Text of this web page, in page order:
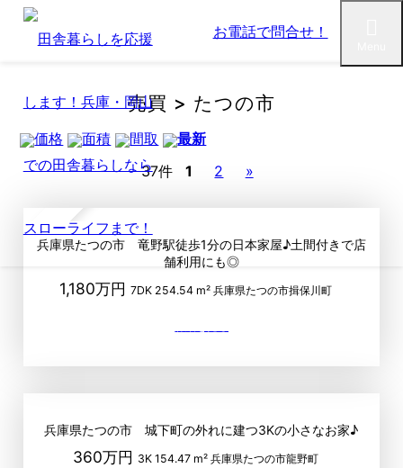
売買 > たつの市
価格 面積 間取
最新
37件
1 2 »
up
兵庫県たつの市 竜野駅徒歩1分の日本家屋♪土間付きで店
舗利用にも◎
1,180万円7DK 254.54 m² 兵庫県たつの市揖保川町
兵庫県たつの市 城下町の外れに建つ3Kの小さなお家♪
360万円 3K 154.47 m² 兵庫県たつの市龍野町
お電話で問合せ！